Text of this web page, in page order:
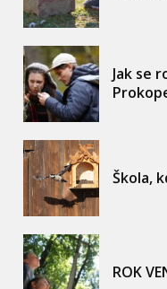
Jak se
Škola,
ROK